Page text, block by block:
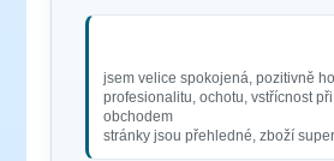
jsem velice spokojená, pozitivně
profesionalitu, ochotu, vstřícnost
obchodem
stránky jsou přehledné, zboží super